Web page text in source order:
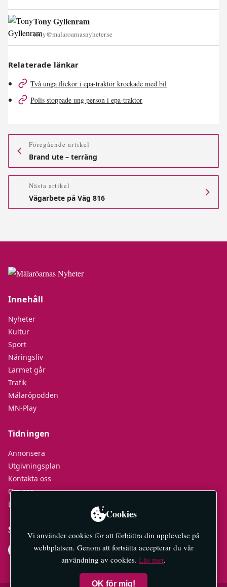
Tony Gyllenram
tony@malaroarnasnyheter.se
Relaterade länkar
Två unga flickor i epa-traktor krockade med bil
Polis stoppade ung person i epa-traktor
Föregående artikel
Brand ute – terräng
Nästa artikel
Vägarbete på Väg 816
Innehåll
Nyheter
Kultur
Sport
Näringsliv
Larmet går
Trafik
Mälaröpodden
MN-Play
Tidningen
Annonsera
Utgivningsplan
Kontakta oss
Om oss
E-tidningar
Socialt
Cookies
Vi använder cookies för att förbättra din upplevelse på
webbplatsen. Genom att fortsätta accepterar du vår
användning av cookies. Läs mer.
OK för mig!